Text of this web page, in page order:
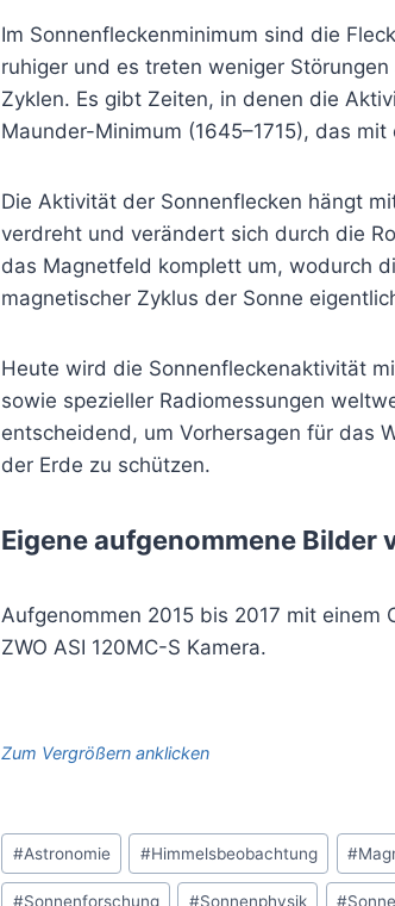
Im Sonnenfleckenminimum sind die
ruhiger und es treten weniger
Zyklen. Es gibt Zeiten, in denen die
Maunder-Minimum (1645–1715), das
Die Aktivität der Sonnenflecken hängt
verdreht und verändert sich durch die
das Magnetfeld komplett um, wodurch
magnetischer Zyklus der Sonne
Heute wird die Sonnenfleckenaktivität
sowie spezieller Radiomessungen
entscheidend, um Vorhersagen für das
der Erde zu schützen.
Eigene aufgenommene Bilder
Aufgenommen 2015 bis 2017 mit einem
ZWO ASI 120MC-S Kamera.
Zum Vergrößern anklicken
Schlagworte:
#Astronomie #Himmelsbeobachtung #
#Sonnenforschung #Sonnenphysik #